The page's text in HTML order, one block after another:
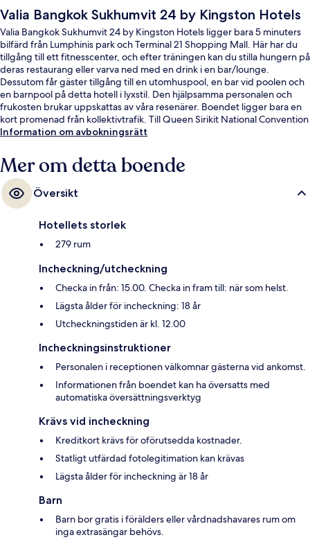
Valia Bangkok Sukhumvit 24 by Kingston Hotels
Valia Bangkok Sukhumvit 24 by Kingston Hotels ligger bara 5 minuters
bilfärd från Lumphinis park och Terminal 21 Shopping Mall. Här har du
tillgång till ett fitnesscenter, och efter träningen kan du stilla hungern på
deras restaurang eller varva ned med en drink i en bar/lounge.
Dessutom får gäster tillgång till en utomhuspool, en bar vid poolen och
en barnpool på detta hotell i lyxstil. Den hjälpsamma personalen och
frukosten brukar uppskattas av våra resenärer. Boendet ligger bara en
kort promenad från kollektivtrafik. Till Queen Sirikit National Convention
Centre Station tar det 10 minuter att gå och till Phrom Phong BTS
Information om avbokningsrätt
Mer om detta boende
Översikt
Hotellets storlek
279 rum
Incheckning/utcheckning
Checka in från: 15.00. Checka in fram till: när som helst.
Lägsta ålder för incheckning: 18 år
Utcheckningstiden är kl. 12.00
Incheckningsinstruktioner
Personalen i receptionen välkomnar gästerna vid ankomst.
Informationen från boendet kan ha översatts med
automatiska översättningsverktyg
Krävs vid incheckning
Kreditkort krävs för oförutsedda kostnader.
Statligt utfärdad fotolegitimation kan krävas
Lägsta ålder för incheckning är 18 år
Barn
Barn bor gratis i förälders eller vårdnadshavares rum om
inga extrasängar behövs.